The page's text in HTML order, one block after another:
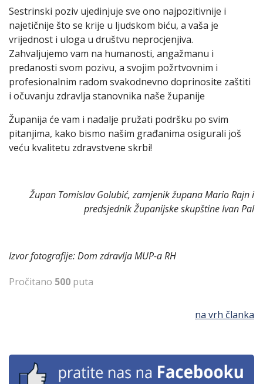
Sestrinski poziv ujedinjuje sve ono najpozitivnije i
najetičnije što se krije u ljudskom biću, a vaša je
vrijednost i uloga u društvu neprocjenjiva.
Zahvaljujemo vam na humanosti, angažmanu i
predanosti svom pozivu, a svojim požrtvovnim i
profesionalnim radom svakodnevno doprinosite zaštiti
i očuvanju zdravlja stanovnika naše županije
Županija će vam i nadalje pružati podršku po svim
pitanjima, kako bismo našim građanima osigurali još
veću kvalitetu zdravstvene skrbi!
Župan Tomislav Golubić,zamjenik župana Mario Rajni
predsjednik Županijske skupštine Ivan Pal
Izvor fotografije: Dom zdravlja MUP-a RH
Pročitano 500 puta
na vrh članka